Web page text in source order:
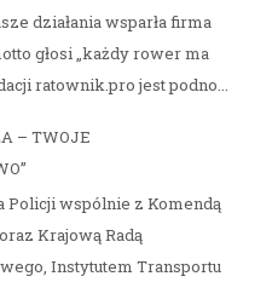
działania wsparła firma
głosi „każdy rower ma
ratownik.pro jest podno...
– TWOJE
Policji wspólnie z Komendą
Krajową Radą
Instytutem Transportu